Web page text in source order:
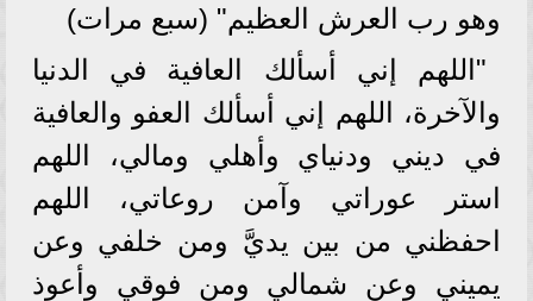
وهو رب العرش العظيم" (سبع مرات)
"اللهم إني أسألك العافية في الدنيا
والآخرة، اللهم إني أسألك العفو والعافية
في ديني ودنياي وأهلي ومالي، اللهم
استر عوراتي وآمن روعاتي، اللهم
احفظني من بين يديَّ ومن خلفي وعن
يميني وعن شمالي ومن فوقي وأعوذ